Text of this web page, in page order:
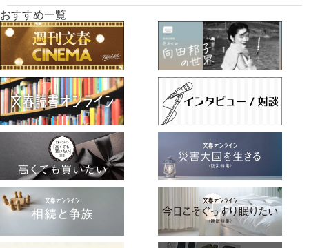
おすすめ一覧